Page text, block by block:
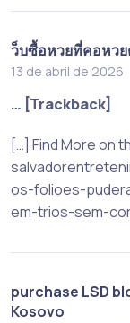
ว็บซื้อหวยที่คอหวย
13 de abril de 2026
… [Trackback]
[…] Find More on
os-folioes-
em-trios-sem-
purchase LSD
Kosovo